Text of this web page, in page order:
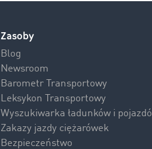
Zasoby
Blog
Newsroom
Barometr Transportowy
Leksykon Transportowy
Wyszukiwarka ładunków i
Zakazy jazdy ciężarówek
Bezpieczeństwo